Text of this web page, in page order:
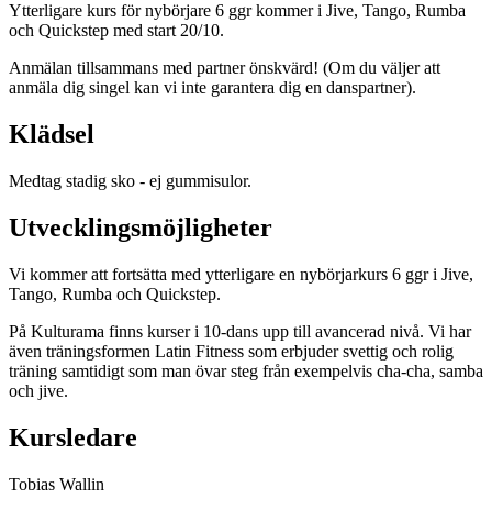
Ytterligare kurs för nybörjare 6 ggr kommer i Jive, Tango, Rumba
och Quickstep med start 20/10.
Anmälan tillsammans med partner önskvärd! (Om du väljer att
anmäla dig singel kan vi inte garantera dig en danspartner).
Klädsel
Medtag stadig sko - ej gummisulor.
Utvecklingsmöjligheter
Vi kommer att fortsätta med ytterligare en nybörjarkurs 6 ggr i Jive,
Tango, Rumba och Quickstep.
På Kulturama finns kurser i 10-dans upp till avancerad nivå. Vi har
även träningsformen Latin Fitness som erbjuder svettig och rolig
träning samtidigt som man övar steg från exempelvis cha-cha, samba
och jive.
Kursledare
Tobias Wallin